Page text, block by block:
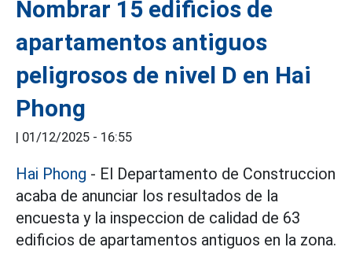
Nombrar 15 edificios de
apartamentos antiguos
peligrosos de nivel D en Hai
Phong
01/12/2025 - 16:55
Hai Phong - El Departamento de Construccion
acaba de anunciar los resultados de la
encuesta y la inspeccion de calidad de 63
edificios de apartamentos antiguos en la zona.